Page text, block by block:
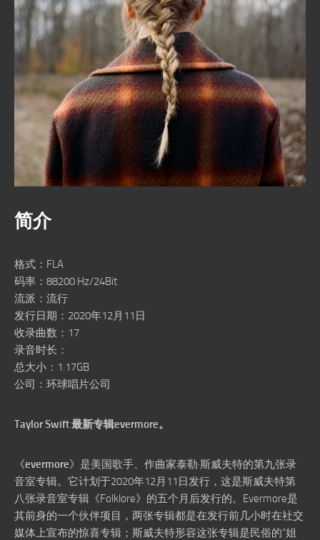
简介
格式：FLA
码率：88200 Hz/24Bit
流派：流行
发行日期：2020年12月11日
收录曲数：17
录音时长：
总大小：1.17GB
公司：环球唱片公司
Taylor Swift 最新专辑evermore。
《evermore》是美国歌手、作曲家泰勒·斯威夫特的第九张录
音室专辑。它计划于2020年12月11日发行，这是斯威夫特第
八张录音室专辑《Folklore》的五个月后发行的。Evermore是
其前身的一个伙伴项目，两张专辑都是在发行前几小时在社交
媒体上宣布的惊喜专辑；斯威夫特形容这张专辑是民俗的“姐